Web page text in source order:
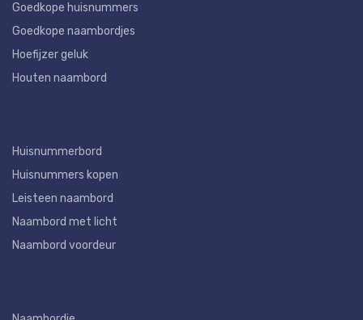
Goedkope huisnummers
Goedkope naambordjes
Hoefijzer geluk
Houten naambord
Huisnummerbord
Huisnummers kopen
Leisteen naambord
Naambord met licht
Naambord voordeur